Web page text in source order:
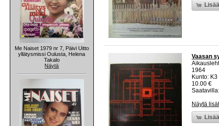
Me Naiset 1979 nr 7, Päivi Uitto
yllätysmissi Oulusta, Helena
Takalo
Näytä
Vaasan
1964
Kunto:
10.00 €
Näytä